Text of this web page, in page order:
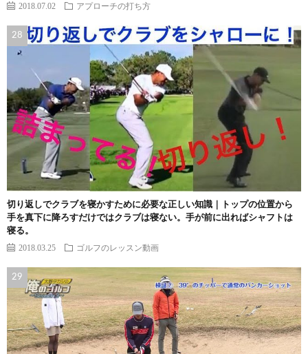
2018.07.02 アプローチの打ち方
切り返しでクラブを寝かすために必要な正しい知識｜トップの位置から
手を真下に降ろすだけではクラブは寝ない。手が前に出ればシャフトは
寝る。
2018.03.25 ゴルフのレッスン動画